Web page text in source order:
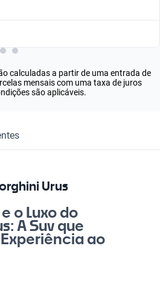
calculadas a partir de uma entrada de
mensais com uma taxa de juros
são aplicáveis.
Urus
o Luxo do
A Suv que
ao